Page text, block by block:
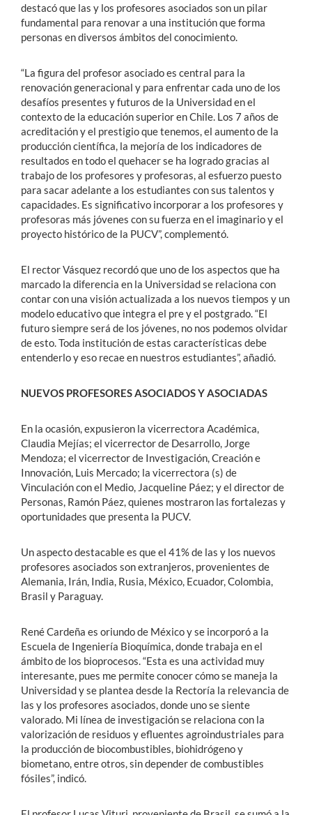
destacó que las y los profesores asociados son un pilar
fundamental para renovar a una institución que forma
personas en diversos ámbitos del conocimiento.
“La figura del profesor asociado es central para la
renovación generacional y para enfrentar cada uno de los
desafíos presentes y futuros de la Universidad en el
contexto de la educación superior en Chile. Los 7 años de
acreditación y el prestigio que tenemos, el aumento de la
producción científica, la mejoría de los indicadores de
resultados en todo el quehacer se ha logrado gracias al
trabajo de los profesores y profesoras, al esfuerzo puesto
para sacar adelante a los estudiantes con sus talentos y
capacidades. Es significativo incorporar a los profesores y
profesoras más jóvenes con su fuerza en el imaginario y el
proyecto histórico de la PUCV”, complementó.
El rector Vásquez recordó que uno de los aspectos que ha
marcado la diferencia en la Universidad se relaciona con
contar con una visión actualizada a los nuevos tiempos y un
modelo educativo que integra el pre y el postgrado. “El
futuro siempre será de los jóvenes, no nos podemos olvidar
de esto. Toda institución de estas características debe
entenderlo y eso recae en nuestros estudiantes”, añadió.
NUEVOS PROFESORES ASOCIADOS Y ASOCIADAS
En la ocasión, expusieron la vicerrectora Académica,
Claudia Mejías; el vicerrector de Desarrollo, Jorge
Mendoza; el vicerrector de Investigación, Creación e
Innovación, Luis Mercado; la vicerrectora (s) de
Vinculación con el Medio, Jacqueline Páez; y el director de
Personas, Ramón Páez, quienes mostraron las fortalezas y
oportunidades que presenta la PUCV.
Un aspecto destacable es que el 41% de las y los nuevos
profesores asociados son extranjeros, provenientes de
Alemania, Irán, India, Rusia, México, Ecuador, Colombia,
Brasil y Paraguay.
René Cardeña es oriundo de México y se incorporó a la
Escuela de Ingeniería Bioquímica, donde trabaja en el
ámbito de los bioprocesos. “Esta es una actividad muy
interesante, pues me permite conocer cómo se maneja la
Universidad y se plantea desde la Rectoría la relevancia de
las y los profesores asociados, donde uno se siente
valorado. Mi línea de investigación se relaciona con la
valorización de residuos y efluentes agroindustriales para
la producción de biocombustibles, biohidrógeno y
biometano, entre otros, sin depender de combustibles
fósiles”, indicó.